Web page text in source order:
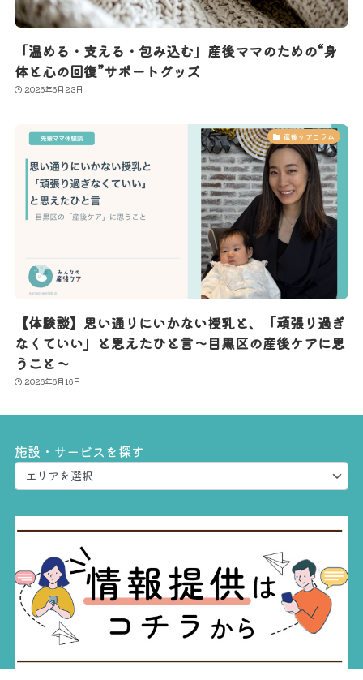
「温める・支える・包み込む」産後ママのための“身
体と心の回復”サポートグッズ
2026年6月23日
産後ケアコラム
【体験談】思い通りにいかない授乳と、「頑張り過ぎ
なくていい」と思えたひと言〜目黒区の産後ケアに思
うこと〜
2026年6月16日
施設・サービスを探す